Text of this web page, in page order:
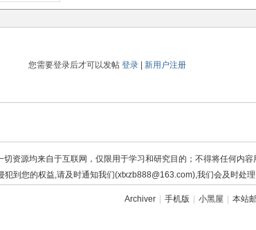
您需要登录后才可以发帖 登录 新用户注册
资源均来自于互联网，仅限用于学习和研究目的；不得将任何内
犯到您的权益,请及时通知我们(xtxzb888@163.com),我们会及时处
Archiver 手机版 小黑屋 本站